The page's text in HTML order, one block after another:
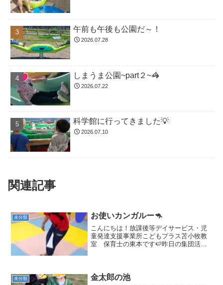
午前も午後も公園だ～！
2026.07.28
しまうま公園~part２~🦓
2026.07.22
科学館に行ってきました💡
2026.07.10
関連記事
未分類 お使いカンガルー🦘
こんにちは！放課後等デイサービス・児
童発達支援事業所こどもプラス苫小牧教
室 保育士の東本です🍉昨日の集団活動
ようになってきています😊...
未分類 金太郎の池